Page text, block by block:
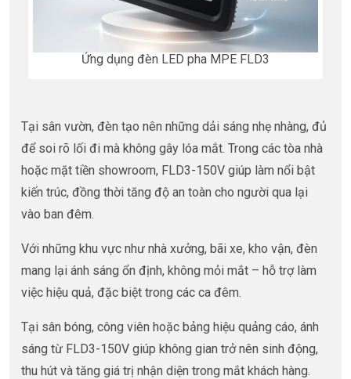
Ứng dụng đèn LED pha MPE FLD3
Tại sân vườn, đèn tạo nên những dải sáng nhẹ nhàng, đủ
để soi rõ lối đi mà không gây lóa mắt. Trong các tòa nhà
hoặc mặt tiền showroom, FLD3-150V giúp làm nổi bật
kiến trúc, đồng thời tăng độ an toàn cho người qua lại
vào ban đêm.
Với những khu vực như nhà xưởng, bãi xe, kho vận, đèn
mang lại ánh sáng ổn định, không mỏi mắt – hỗ trợ làm
việc hiệu quả, đặc biệt trong các ca đêm.
Tại sân bóng, công viên hoặc bảng hiệu quảng cáo, ánh
sáng từ FLD3-150V giúp không gian trở nên sinh động,
thu hút và tăng giá trị nhận diện trong mắt khách hàng.